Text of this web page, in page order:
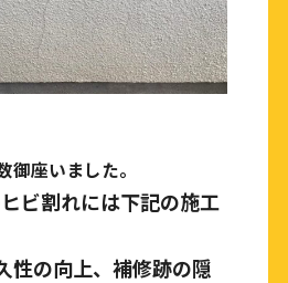
御座いました。
ビ割れには下記の施工
性の向上、補修跡の隠